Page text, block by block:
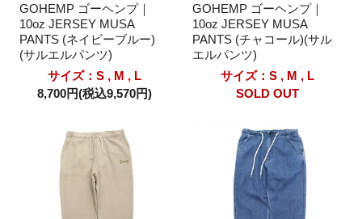
GOHEMP ゴーヘンプ｜
10oz JERSEY MUSA
PANTS (ネイビーブルー)
(サルエルパンツ)
サイズ：S , M , L
8,700円(税込9,570円)
GOHEMP ゴーヘンプ｜
10oz JERSEY MUSA
PANTS (チャコール)(サル
エルパンツ)
サイズ：S , M , L
SOLD OUT